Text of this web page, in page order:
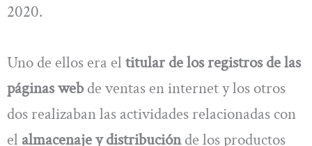
2020.
Uno de ellos era el titular de los registros de las
páginas webde ventas en internet y los otros
dos realizaban las actividades relacionadas con
el almacenaje y distribuciónde los productos